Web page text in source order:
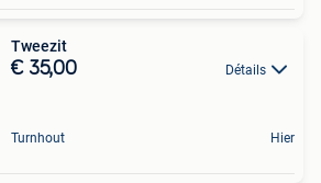
Tweezit
€ 35,00 Détails
Turnhout Hier